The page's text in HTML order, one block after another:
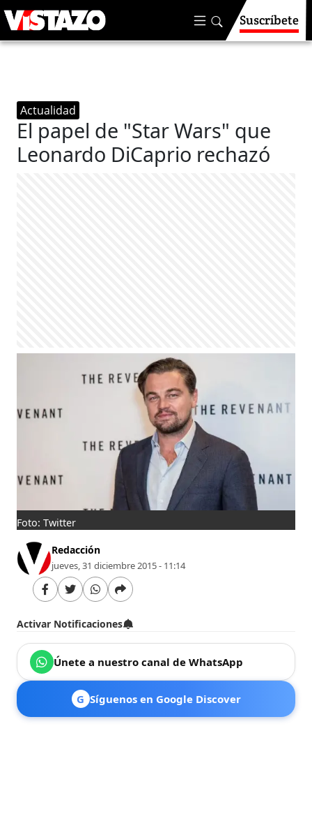
Suscríbete
Actualidad
El papel de "Star Wars" que
Leonardo DiCaprio rechazó
Foto: Twitter
Redacción
jueves, 31 diciembre 2015 - 11:14
Activar Notificaciones
Únete a nuestro canal de WhatsApp
G Síguenos en Google Discover